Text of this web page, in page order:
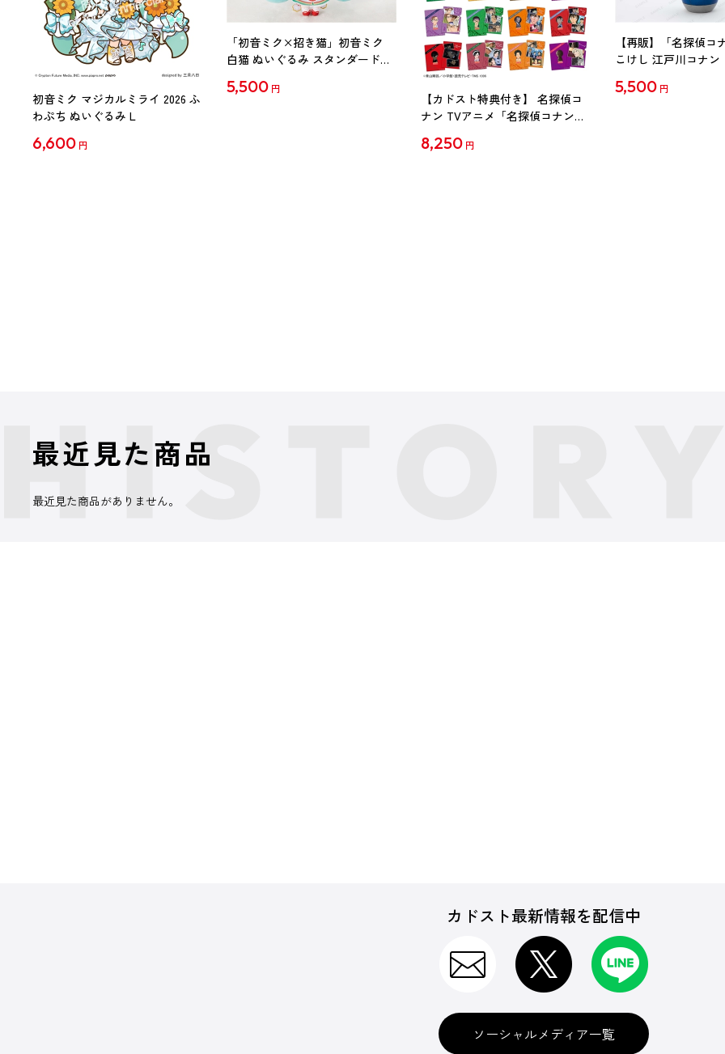
初音ミク マジカルミライ 2026 ふ
わぷち ぬいぐるみ L
6,600 円
「初音ミク×招き猫」初音ミク
白猫 ぬいぐるみ スタンダード
5,500 円
【カドスト特典付き】 名探偵コ
ナン TVアニメ「名探偵コナン」
【1BOX】
8,250 円
【再販】「名探偵コ
こけし 江戸川コナン
5,500 円
最近見た商品
最近見た商品がありません。
カドスト最新情報を配信中
ソーシャルメディア一覧